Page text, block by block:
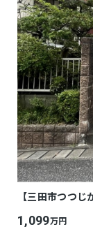
【三田市つつ
1,099万円